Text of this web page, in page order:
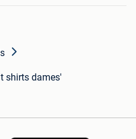
shirts dames'